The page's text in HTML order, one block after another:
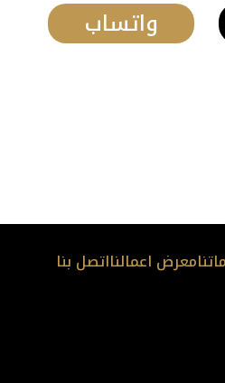
واتساب
معرض اعمالنااتصل بنا